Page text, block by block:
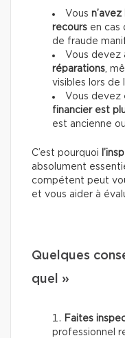
Vous
recours en cas
de fraude
Vous devez
réparations ,
visibles lors de
Vous devez
financier est
est ancienne
C’est pourquoi
absolument
compétent peut
et vous aider à
Quelques
quel »
Faites
professionnel